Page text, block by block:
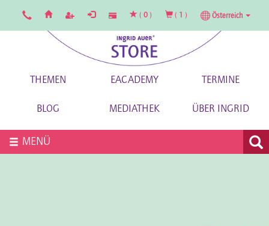
( 0 ) ( 1 ) Österreich
THEMEN EACADEMY TERMINE
BLOG MEDIATHEK ÜBER INGRID
MENÜ